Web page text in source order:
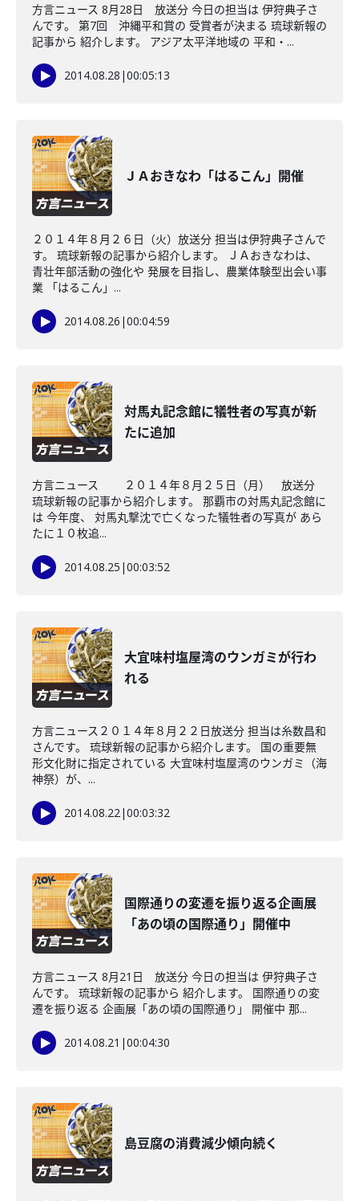
方言ニュース 8月28日 放送分 今日の担当は 伊狩典子さ
んです。 第7回 沖縄平和賞の 受賞者が決まる 琉球新報の
記事から 紹介します。 アジア太平洋地域の 平和・...
2014.08.28 |00:05:13
ＪＡおきなわ「はるこん」開催
２０１４年８月２６日（火）放送分 担当は伊狩典子さんで
す。 琉球新報の記事から紹介します。 ＪＡおきなわは、
青壮年部活動の強化や 発展を目指し、農業体験型出会い事
業 「はるこん」...
2014.08.26 |00:04:59
対馬丸記念館に犠牲者の写真が新
たに追加
方言ニュース ２０１４年８月２５日（月） 放送分
琉球新報の記事から紹介します。 那覇市の対馬丸記念館に
は 今年度、 対馬丸撃沈で亡くなった犠牲者の写真が あら
たに１０枚追...
2014.08.25 |00:03:52
大宜味村塩屋湾のウンガミが行わ
れる
方言ニュース２０１４年８月２２日放送分 担当は糸数昌和
さんです。 琉球新報の記事から紹介します。 国の重要無
形文化財に指定されている 大宜味村塩屋湾のウンガミ（海
神祭）が、...
2014.08.22|00:03:32
国際通りの変遷を振り返る企画展
「あの頃の国際通り」開催中
方言ニュース 8月21日 放送分 今日の担当は 伊狩典子さ
んです。 琉球新報の記事から 紹介します。 国際通りの変
遷を振り返る 企画展「あの頃の国際通り」 開催中 那...
2014.08.21 |00:04:30
島豆腐の消費減少傾向続く